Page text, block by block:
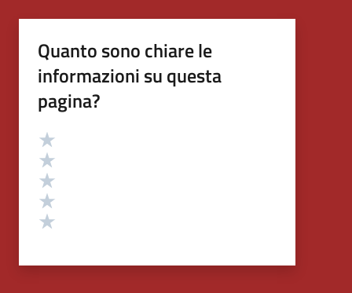
Quanto sono chiare le
informazioni su questa
pagina?
Valutazione